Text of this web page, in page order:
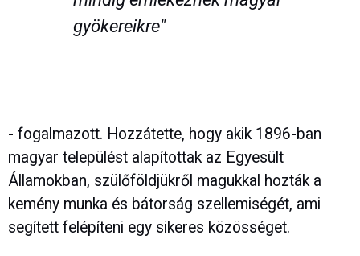
gyökereikre"
- fogalmazott. Hozzátette, hogy akik 1896-ban
magyar települést alapítottak az Egyesült
Államokban, szülőföldjükről magukkal hozták a
kemény munka és bátorság szellemiségét, ami
segített felépíteni egy sikeres közösséget.